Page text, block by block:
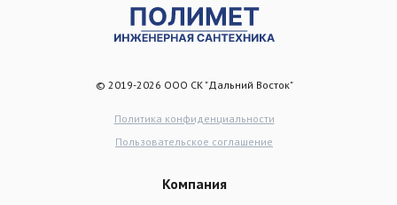
© 2019-2026 ООО СК "Дальний Восток"
Политика конфиденциальности
Пользовательское соглашение
Компания